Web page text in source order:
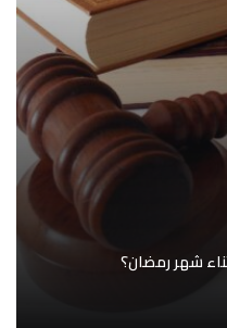
شهر رمضان؟